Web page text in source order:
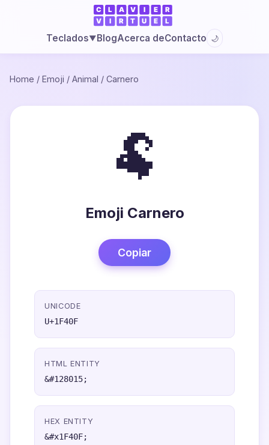
Teclados▼BlogAcerca deContacto 🌙
Home / Emoji / Animal / Carnero
🐏
Emoji Carnero
Copiar
UNICODE
U+1F40F
HTML ENTITY
&#128015;
HEX ENTITY
&#x1F40F;